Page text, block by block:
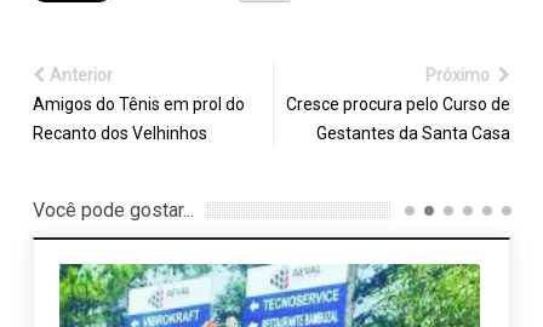
Anterior
Amigos do Tênis em prol do
Recanto dos Velhinhos
Próximo
Cresce procura pelo Curso de
Gestantes da Santa Casa
Você pode gostar...